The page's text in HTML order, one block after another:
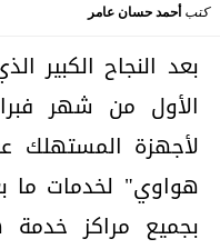
كتبأحمد حسان عامر
بعد النجاح الكبير
الأول من شهر
لأجهزة المستهلك
هواوي" لخدمات ما
بجميع مراكز